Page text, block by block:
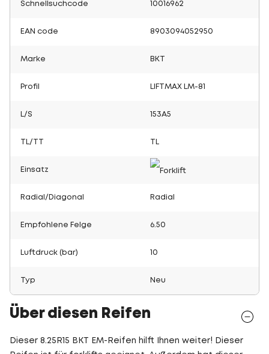
Schnellsuchcode 10016962
EAN code 8903094052950
Marke BKT
Profil LIFTMAX LM-81
L/S 153A5
TL/TT
Einsatz
Radial/Diagonal Radial
Empfohlene Felge 6.50
Luftdruck (bar) 10
Typ Neu
Über diesen Reifen
Dieser 8.25R15 BKT EM-Reifen hilft Ihnen weiter! Dieser